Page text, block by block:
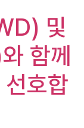
및
함께
호합